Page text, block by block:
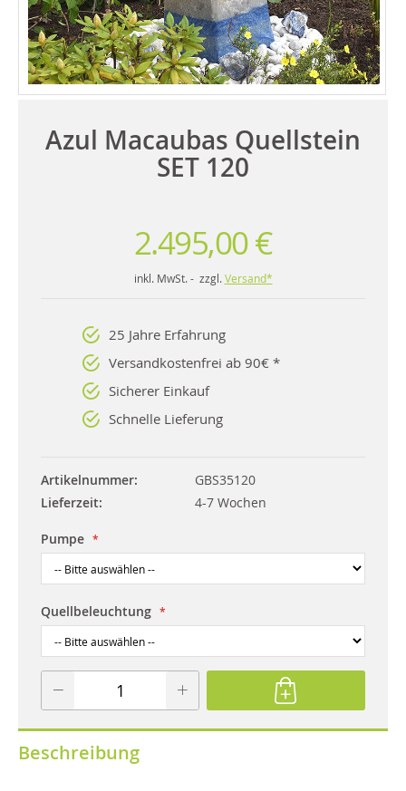
Azul Macaubas Quellstein
SET 120
2.495,00 €
inkl. MwSt. - zzgl. Versand*
25 Jahre Erfahrung
Versandkostenfrei ab 90€ *
Sicherer Einkauf
Schnelle Lieferung
Artikelnummer
GBS35120
Lieferzeit
4-7 Wochen
Pumpe
Quellbeleuchtung
Beschreibung